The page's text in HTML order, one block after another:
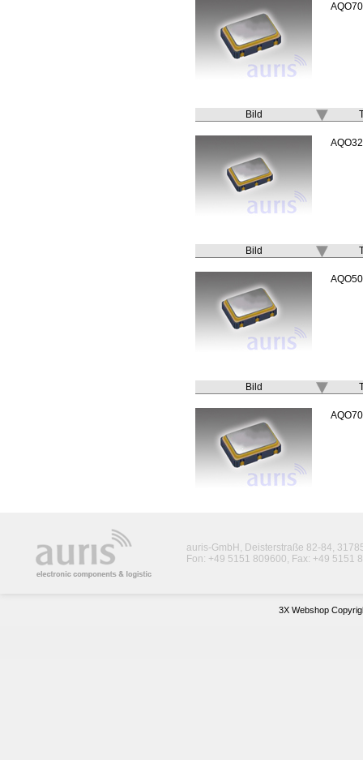
Bild
Bild
Bild
auris-GmbH, Deisterstraße 82-84,
Fon: +49 5151 809600, Fax: +49 5151
3X Webshop